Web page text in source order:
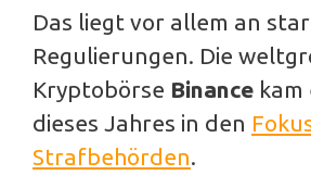
Das liegt vor allem an
Regulierungen. Die
Kryptobörse Binance kam
dieses Jahres in den
Strafbehörden.